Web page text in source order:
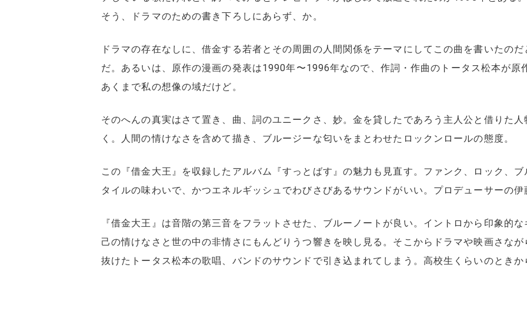
そう、ドラマのための書き下ろしにあらず、か。
ドラマの存在なしに、借金する若者とその周囲の人間関係をテーマにしてこの曲を書いたの
だ。あるいは、原作の漫画の発表は1990年〜1996年なので、作詞・作曲のトータス松本が原
あくまで私の想像の域だけど。
そのへんの真実はさて置き、曲、詞のユニークさ、妙。金を貸したであろう主人公と借りた
く。人間の情けなさを含めて描き、ブルージーな匂いをまとわせたロックンロールの態度。
この『借金大王』を収録したアルバム『すっとばす』の魅力も見直す。ファンク、ロック、
タイルの味わいで、かつエネルギッシュでわびさびあるサウンドがいい。プロデューサーの
『借金大王』は音階の第三音をフラットさせた、ブルーノートが良い。イントロから印象的
己の情けなさと世の中の非情さにもんどりうつ響きを映し見る。そこからドラマや映画さな
抜けたトータス松本の歌唱、バンドのサウンドで引き込まれてしまう。高校生くらいのとき